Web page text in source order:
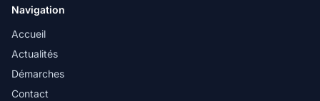
Navigation
Accueil
Actualités
Démarches
Contact